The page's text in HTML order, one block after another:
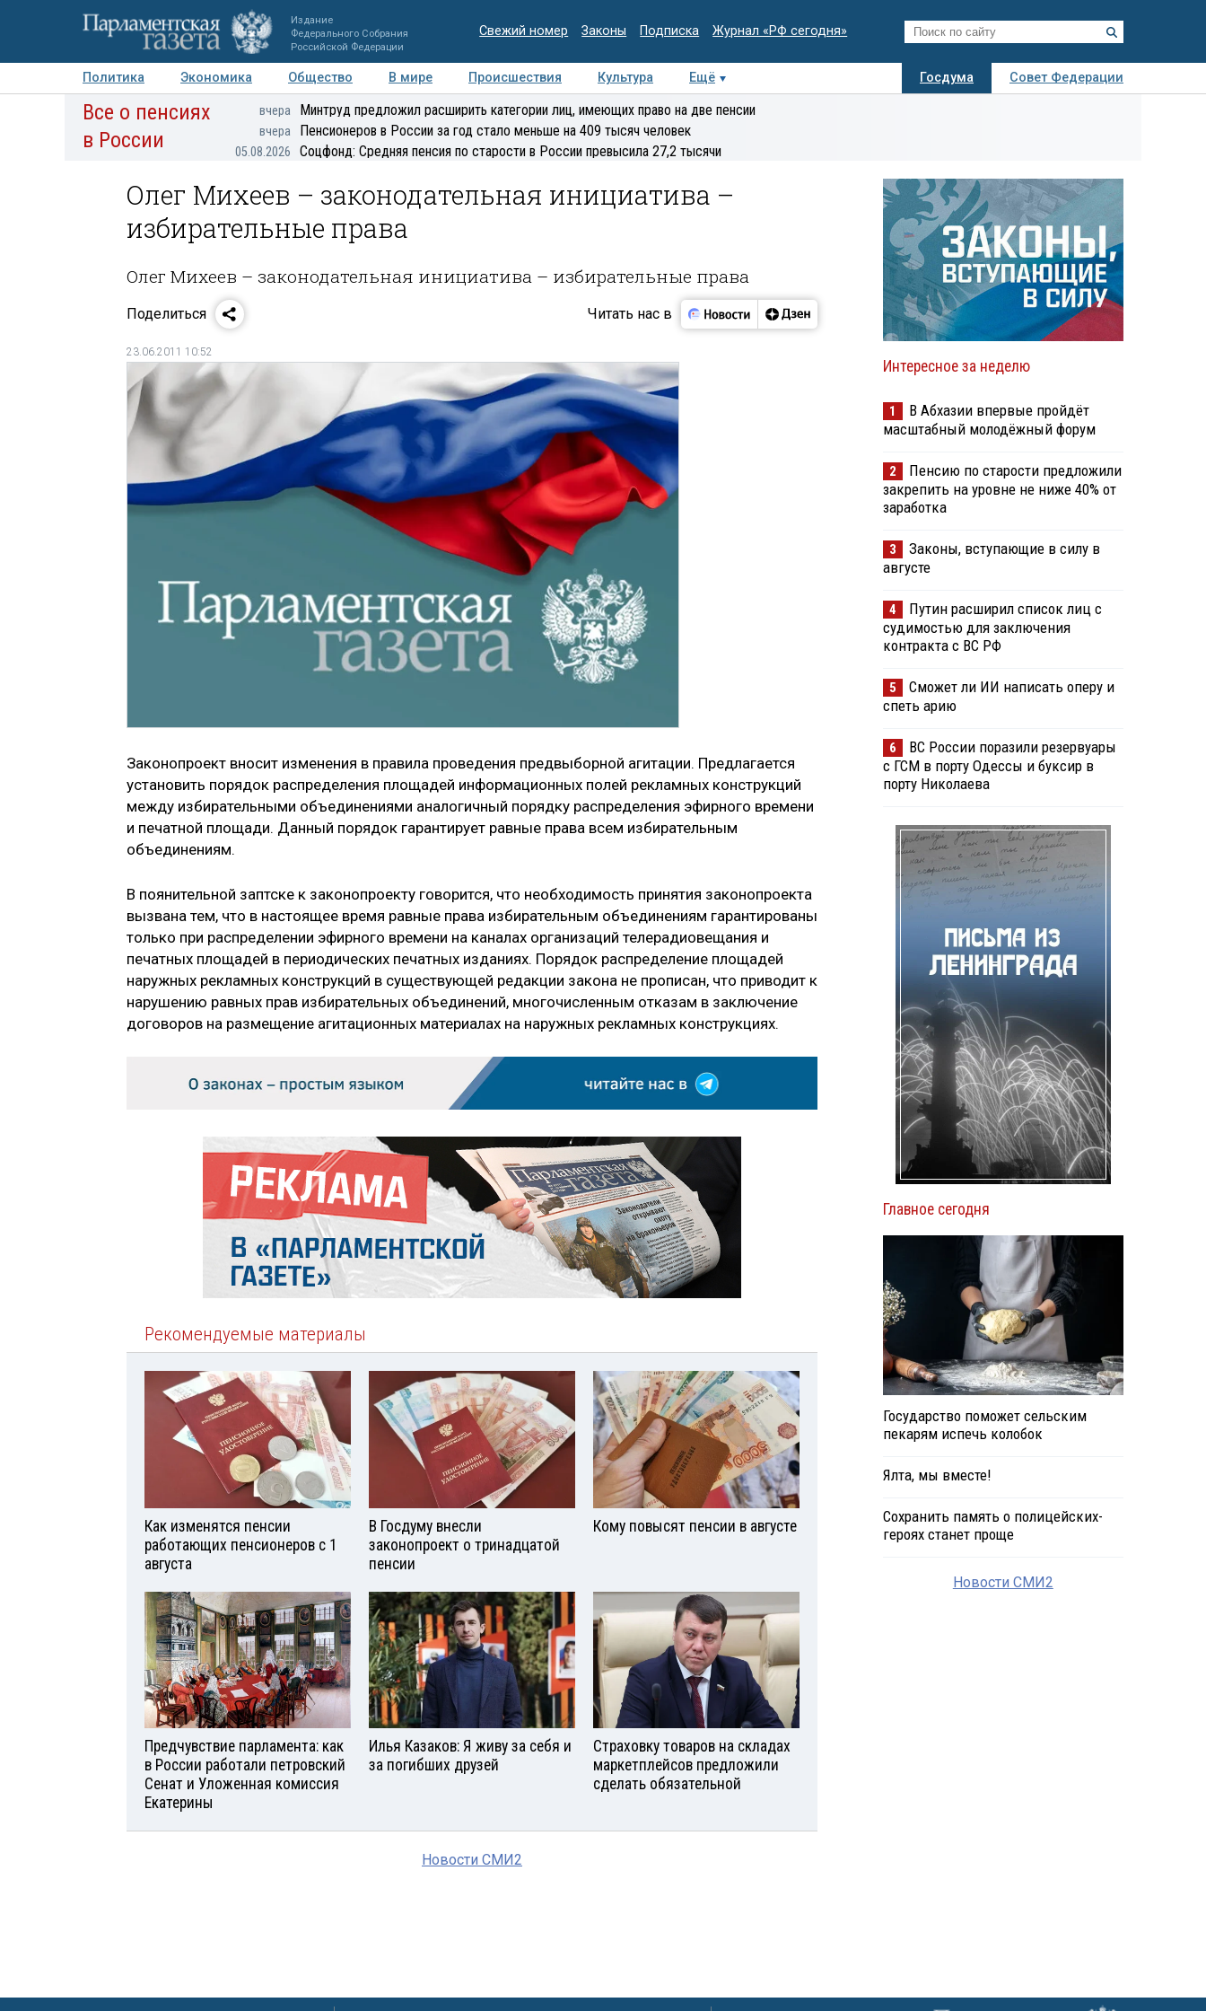
Издание
Федерального Собрания
Российской Федерации
Свежий номер Законы Подписка Журнал «РФ сегодня»
Политика Экономика Общество В мире Происшествия Культура Ещё Госдума
Совет Федерации
Авторы Персоны Мнения Регионы Медиацентр Интервью Колумнисты
Деловая
Все о пенсиях
в России
вчера Минтруд предложил расширить категории лиц, имеющих право на две пенсии
вчера Пенсионеров в России за год стало меньше на 409 тысяч человек
05.08.2026 Соцфонд: Средняя пенсия по старости в России превысила 27,2 тысячи
Олег Михеев – законодательная инициатива –
избирательные права
Олег Михеев – законодательная инициатива – избирательные права
Поделиться Читать нас в
23.06.2011 10:52
Законопроект вносит изменения в правила проведения предвыборной агитации. Предлагается
установить порядок распределения площадей информационных полей рекламных конструкций
между избирательными объединениями аналогичный порядку распределения эфирного времени
и печатной площади. Данный порядок гарантирует равные права всем избирательным
объединениям.
В поянительной заптске к законопроекту говорится, что необходимость принятия законопроекта
вызвана тем, что в настоящее время равные права избирательным объединениям гарантированы
только при распределении эфирного времени на каналах организаций телерадиовещания и
печатных площадей в периодических печатных изданиях. Порядок распределение площадей
наружных рекламных конструкций в существующей редакции закона не прописан, что приводит к
нарушению равных прав избирательных объединений, многочисленным отказам в заключение
договоров на размещение агитационных материалах на наружных рекламных конструкциях.
Рекомендуемые материалы
Как изменятся пенсии
работающих пенсионеров с 1
августа
В Госдуму внесли
законопроект о тринадцатой
пенсии
Кому повысят пенсии в августе
Предчувствие парламента: как
в России работали петровский
Сенат и Уложенная комиссия
Екатерины
Илья Казаков: Я живу за себя и
за погибших друзей
Страховку товаров на складах
маркетплейсов предложили
сделать обязательной
Новости СМИ2
Интересное за неделю
1
В Абхазии впервые пройдёт
масштабный молодёжный форум
2
Пенсию по старости предложили
закрепить на уровне не ниже 40% от
заработка
3
Законы, вступающие в силу в
августе
4
Путин расширил список лиц с
судимостью для заключения
контракта с ВС РФ
5
Сможет ли ИИ написать оперу и
спеть арию
6
ВС России поразили резервуары
с ГСМ в порту Одессы и буксир в
порту Николаева
Главное сегодня
Государство поможет сельским
пекарям испечь колобок
Ялта, мы вместе!
Сохранить память о полицейских-
героях станет проще
Новости СМИ2